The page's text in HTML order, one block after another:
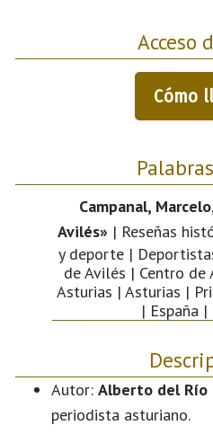
Acceso
Cómo
Campanal,
Avilés» | Reseñas
y deporte |
de Avilés | Centro de
Asturias | Asturias |
| España |
Autor: Alberto del Río
periodista asturiano.